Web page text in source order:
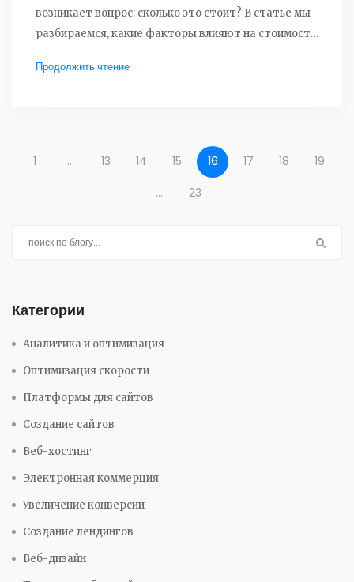
возникает вопрос: сколько это стоит? В статье мы
разбираемся, какие факторы влияют на стоимость,
того, делимся полезными советами, как экономить
Продолжить чтение
1 … 13 14 15 16 17 18
19
…
23
Категории
Аналитика и оптимизация
Оптимизация скорости
Платформы для сайтов
Создание сайтов
Веб-хостинг
Электронная коммерция
Увеличение конверсии
Создание лендингов
Веб-дизайн